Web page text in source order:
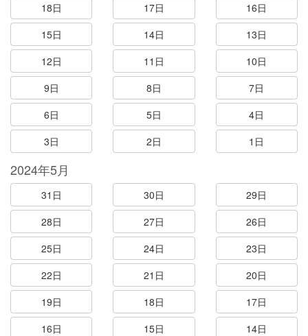
18日
17日
16日
15日
14日
13日
12日
11日
10日
9日
8日
7日
6日
5日
4日
3日
2日 1日
2024年5月
31日 30日
29日
28日
27日
26日
25日
24日
23日
22日
21日
20日
19日
18日
17日
16日
15日
14日